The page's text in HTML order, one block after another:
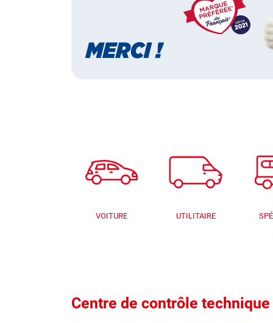
VOITURE UTILITAIRE
Centre de contrôle technique